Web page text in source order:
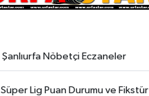
Şanlıurfa Nöbetçi Eczaneler
Süper Lig Puan Durumu ve Fikstür